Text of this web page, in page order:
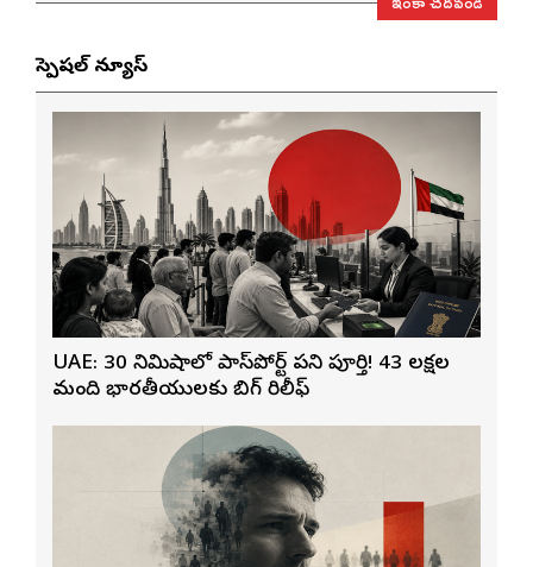
స్పెషల్ న్యూస్
UAE: 30 నిమిషాల్లో పాస్‌పోర్ట్ పని పూర్తి! 43 లక్షల
మంది భారతీయులకు బిగ్ రిలీఫ్